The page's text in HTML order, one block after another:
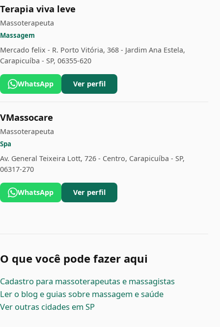
Terapia viva leve
Massoterapeuta
Massagem
Mercado felix - R. Porto Vitória, 368 - Jardim Ana Estela,
Carapicuíba - SP, 06355-620
WhatsApp Ver perfil
VMassocare
Massoterapeuta
Spa
Av. General Teixeira Lott, 726 - Centro, Carapicuíba - SP,
06317-270
WhatsApp Ver perfil
O que você pode fazer aqui
Cadastro para massoterapeutas e massagistas
Ler o blog e guias sobre massagem e saúde
Ver outras cidades em SP